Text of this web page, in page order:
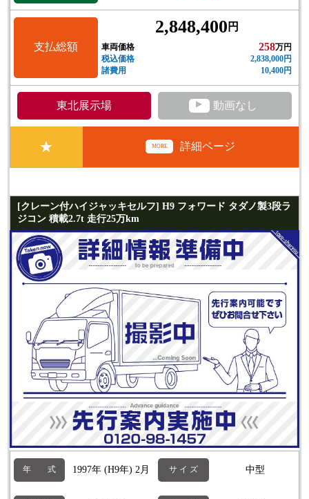
支払総額
2,848,400 円
車両価格 258万円
税込価格
2,838,000円
諸費用
10,400円
東北展示場 ▲ 動画なし
★ MORE 詳細ページ
[クレーン付ハイジャッキセルフ] H9 フォワード タダノ製3段ラ
ジコン 積載2.7t 走行25万km
年 式 1997年 (H9年) 2月 サ イ ズ 中型